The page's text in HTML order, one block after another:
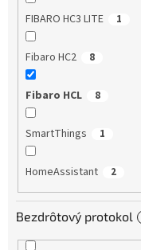
FIBARO HC3 LITE 1
Fibaro HC2 8
Fibaro HCL 8
SmartThings 1
HomeAssistant 2
Bezdrôtový protokol